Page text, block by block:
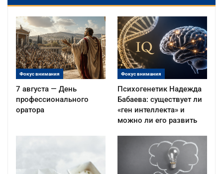
Фокус внимания
7 августа — День
профессионального
оратора
Фокус внимания
Психогенетик Надежда
Бабаева: существует ли
«ген интеллекта» и
можно ли его развить